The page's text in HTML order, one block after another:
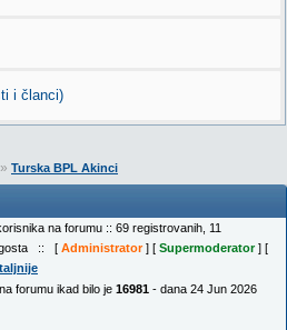
i članci)
» Turska BPL Akinci
na forumu :: 69 registrovanih, 11
gosta :: [ Administrator] [ Supermoderator] [
forumu ikad bilo je 16981 - dana 24 Jun 2026